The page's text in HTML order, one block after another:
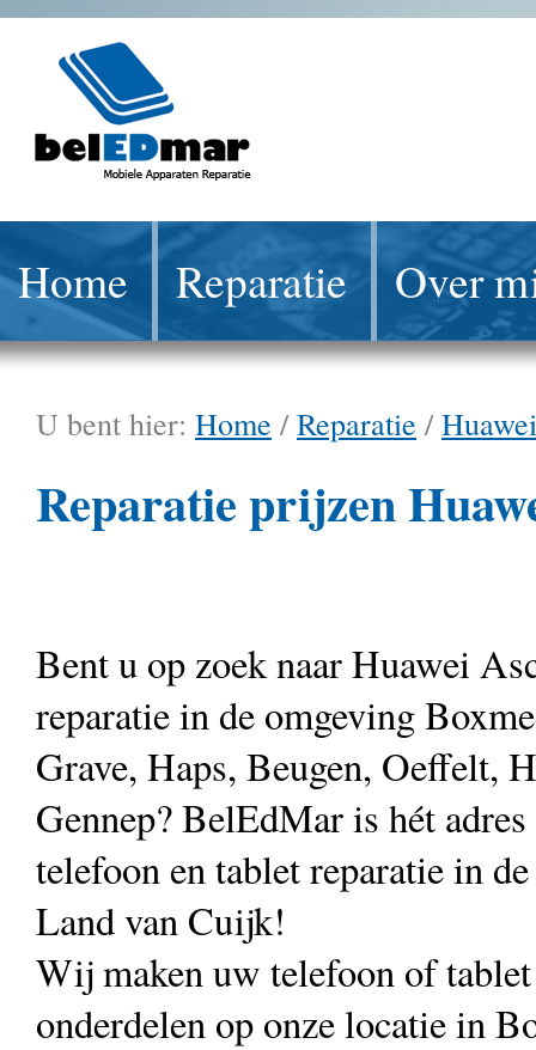
Home Reparatie Over
U bent hier: Home /Reparatie /Huawei
Reparatie prijzen
Bent u op zoek naar Huawei
reparatie in de omgeving
Grave, Haps, Beugen, Oeffelt,
Gennep? BelEdMar is hét
telefoon en tablet reparatie in
Land van Cuijk!
Wij maken uw telefoon of
onderdelen op onze locatie in